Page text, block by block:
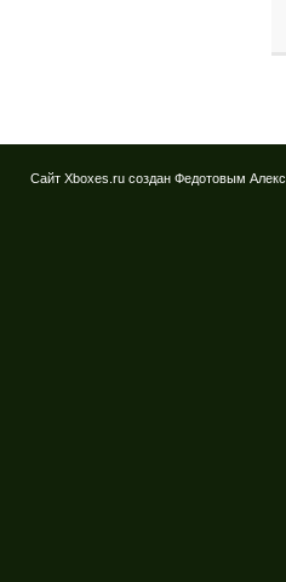
Сайт Xboxes.ru создан Федотовым